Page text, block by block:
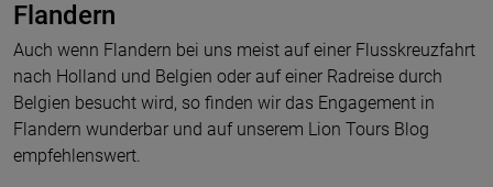
Flandern
Auch wenn Flandern bei uns meist auf einer Flusskreuzfahrt
nach Holland und Belgien oder auf einer Radreise durch
Belgien besucht wird, so finden wir das Engagement in
Flandern wunderbar und auf unserem Lion Tours Blog
empfehlenswert.